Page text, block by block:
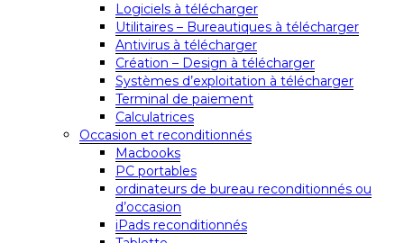
Logiciels à télécharger
Utilitaires – Bureautiques à télécharger
Antivirus à télécharger
Création – Design à télécharger
Systèmes d’exploitation à télécharger
Terminal de paiement
Calculatrices
Occasion et reconditionnés
Macbooks
PC portables
ordinateurs de bureau reconditionnés ou
d’occasion
iPads reconditionnés